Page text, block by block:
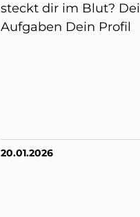
steckt dir im Blut?
Aufgaben Dein Profil
20.01.2026